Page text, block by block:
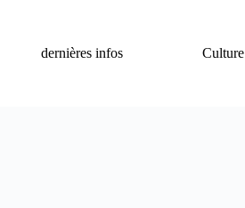
dernières infos
Culture